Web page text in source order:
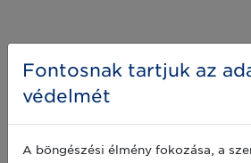
Fontosnak tartjuk az
védelmét
A böngészési élmény fokozása, a